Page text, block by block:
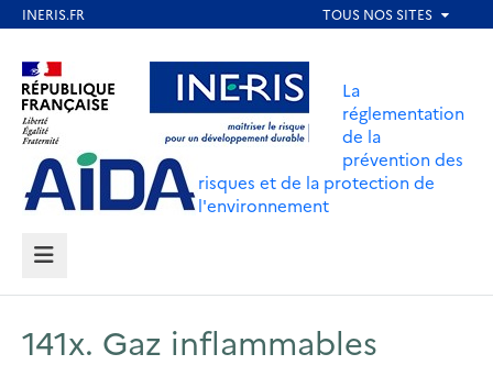
contenu
principal
Aller au contenu Aller au menu
Aller au pied de page
La
réglementation
de la
prévention des
risques et de la protection de
l'environnement
MENU
141x. Gaz inflammables